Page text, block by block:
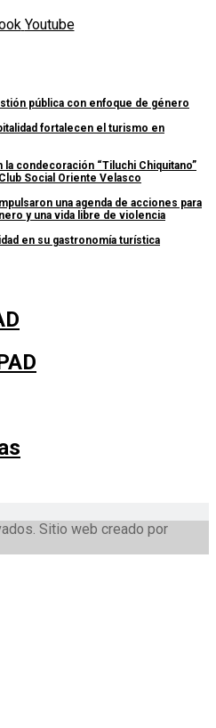
Youtube
pública con enfoque de género
fortalecen el turismo en
la condecoración “Tiluchi Chiquitano”
Social Oriente Velasco
una agenda de acciones para
y una vida libre de violencia
en su gastronomía turística
Sitio web creado por